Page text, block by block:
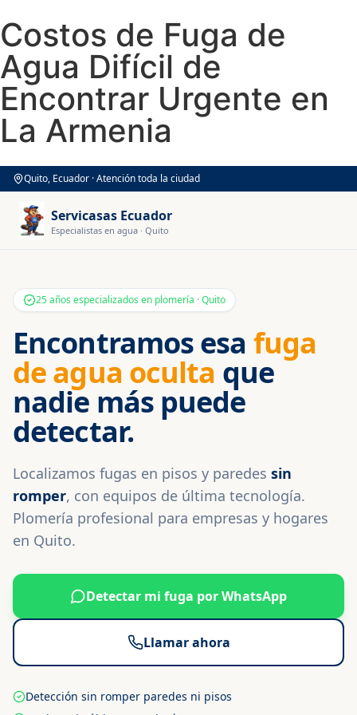
Costos de Fuga de
Agua Difícil de
Encontrar Urgente en
La Armenia